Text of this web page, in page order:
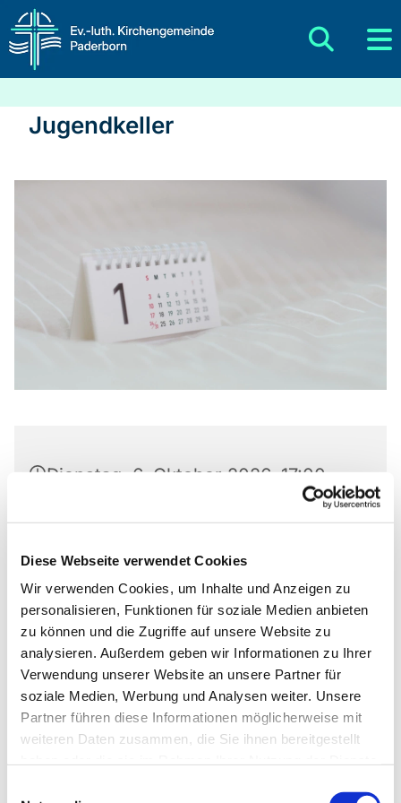
Diese Webseite verwendet Cookies
Wir verwenden Cookies, um Inhalte und Anzeigen zu
personalisieren, Funktionen für soziale Medien anbieten
zu können und die Zugriffe auf unsere Website zu
analysieren. Außerdem geben wir Informationen zu Ihrer
Verwendung unserer Website an unsere Partner für
soziale Medien, Werbung und Analysen weiter. Unsere
Partner führen diese Informationen möglicherweise mit
weiteren Daten zusammen, die Sie ihnen bereitgestellt
Jugendkeller
Dienstag, 6. Oktober 2026, 17:00
Markus-Gemeindezentrum,
Paderborn
Ob die Räume genutzt werden dürfen, kann bei
Pfarrer Grahl erfragt werden.